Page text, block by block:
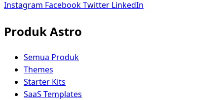
Instagram FacebookTwitter LinkedIn
Produk Astro
Semua Produk
Themes
Starter Kits
SaaS Templates